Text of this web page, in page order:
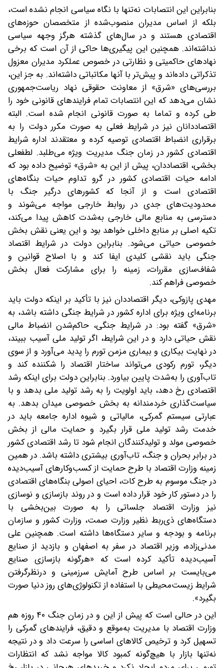
بنابراین این انتصابات نه‌تنها با نگاه سیاسی انجام نشده است،
بلکه از اساس مدیران منصوب‌شده از متخصصان حوزه‌های
اقتصادی هستند و در سال‌های گذشته هرگز وجهه سیاسی
نداشته‌اند. همچنین این پیگیری‌ها حاکی از آن است که برخی
نهادهای حاکمیتی و نظارتی در خصوص عملکرد مدیران معزول
تذکراتی داده‌اند و پیش‌تر با آنها مکاتباتی داشته‌اند. به جز این،
بررسی‌های «شرق» از معاونت حقوقی نهاد ریاست‌جمهوری
نشان می‌دهد که این انتصابات تمام فرایندهای قانونی خود را
طی کرده و تماما به صورت قانونی انجام شده است. البته
اقتصاددانان نیز در شرایط فعلی به صورت مکرر دولت را به
برقراری انضباط اقتصادی توصیه کرده و معتقد‌ند‌ اداره شرایط
اقتصادی کشور در زمان جنگ مدیریت ویژه می‌طلبد. لطفعلی
بخشی، اقتصاددان، پیش از این به «شرق» توضیح داده بود که
ادامه حیات اقتصادی کشور در گرو تداوم حیات بنگاه‌های
اقتصادی است و از آنجا که کشورهای درگیر جنگ با
محدودیت‌های جدی در روابط خارجی مواجه می‌شوند و
دسترسی به منابع مالی خارجی به‌شدت کاهش پیدا می‌کند،
تکیه اصلی بر منابع داخلی خواهد بود و این یعنی نقش بخش
خصوصی حیاتی می‌شود. بنابراین‌ دولت در شرایط اقتصاد
جنگی باید نقشی کلیدی ایفا کند و با اصلاح قوانین و
شفاف‌سازی مقررات، زمینه را برای مشارکت فعال بخش
خصوصی فراهم کند.
مهدی پازوکی، دیگر اقتصاددان نیز با تأکید بر اینکه دولت باید
برنامه‌ای ویژه برای اداره کشور در شرایط جنگی داشته باشد، به
«شرق» گفته بود: در شرایط جنگی، حاکم‌شدن انضباط مالی
نقش حیاتی دارد و در این شرایط، اگر تولید ملی آسیب ببیند،
در نهایت بیکاری و بیماری مزمن تورم را پدید می‌آورد و از سوی
دیگر، تورم رکودی می‌تواند ساختار اقتصاد را شکننده کند و
تاب‌آوری را به‌شدت پایین بیاورد. بنابراین دولت برای اینکه رشد
اقتصادی رخ دهد، باید اولویت را به رشد تولید ملی بدهد و با
سیاست‌گذاری خردمندانه به بخش خصوصی میدان بدهد. به
عبارتی سیستم گمرکی، مالیاتی و شیوه اداره جامعه باید در
خدمت رشد تولید ملی قرار بگیرد و حمایت مالی از بخش
خصوصی مولد و تولیدکنندگان انجام شود تا رشد اقتصادی کشور
در برابر بحران و جنگ، تاب‌آوری بیشتری داشته باشد. در همین
زمینه وزارت اقتصاد با طرح حمایت از کسب‌وکارهای آسیب‌دیده
در جنگ موسوم به طرح کات، احیای اصولی بنگاه‌های اقتصادی
را در دستور کار خود قرار داده است و در روند بازسازی و نوسازی
نیز وزارت اقتصاد جلساتی را به صورت بین‌بخشی با
دستگاه‌های ذی‌ربط نظیر وزارت صمت، وزارت کشور و سازمان
برنامه و بودجه و سایر دستگاه‌ها داشته است. همچنین علی
مدنی‌زاده، وزیر اقتصاد در سفر به اصفهان و بازدید از صنایع
آسیب‌دیده تأکید کرده است که «هرگونه بازسازی صنایع
می‌بایست بر اساس طرح آمایش سرزمینی و درنظرگرفتن
شرایط زیست‌محیطی با استفاده از تکنولوژی‌های روز دنیا صورت
بگیرد».
این در حالی است که پیش از این و در زمان جنگ ۴۰ روزه هم
وزارت اقتصاد با مدیریت به‌موقع و دقیق، فرایندهای گمرکی را
تسهیل کرد و ترخیص کالاهای اساسی را سرعت داد و در نتیجه
نه‌تنها بازار با هیچ‌گونه کمبود کالا مواجه نشد که انتظارات